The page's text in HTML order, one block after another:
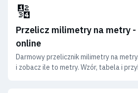
🔢
Przelicz milimetry na metry
online
Darmowy przelicznik milimetry na
i zobacz ile to metry. Wzór, tabela i